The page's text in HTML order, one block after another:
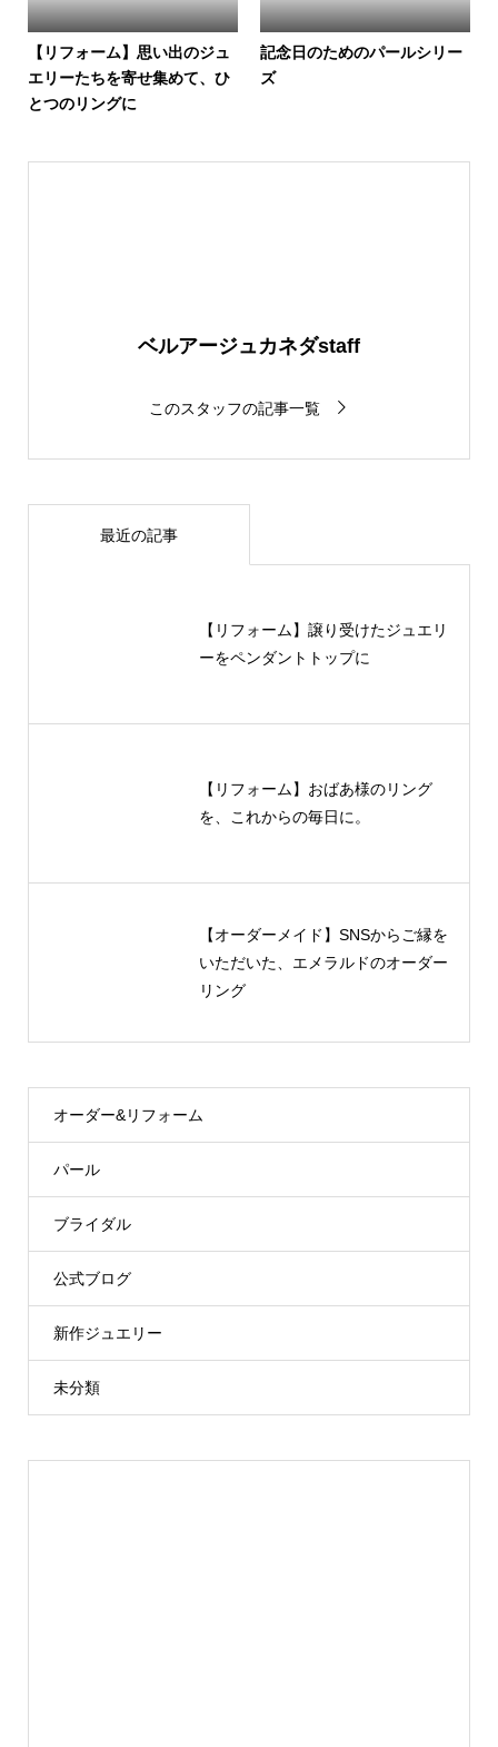
【リフォーム】思い出のジュ
エリーたちを寄せ集めて、ひ
とつのリングに
記念日のためのパールシリー
ズ
ベルアージュカネダstaff
このスタッフの記事一覧
最近の記事
【リフォーム】譲り受けたジュエリ
ーをペンダントトップに
【リフォーム】おばあ様のリング
を、これからの毎日に。
【オーダーメイド】SNSからご縁を
いただいた、エメラルドのオーダー
リング
オーダー&リフォーム
パール
ブライダル
公式ブログ
新作ジュエリー
未分類